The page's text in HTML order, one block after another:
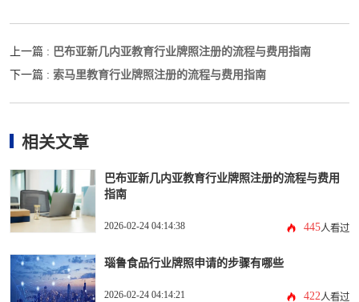
上一篇 : 巴布亚新几内亚教育行业牌照注册的流程与费用指南
下一篇 : 索马里教育行业牌照注册的流程与费用指南
相关文章
巴布亚新几内亚教育行业牌照注册的流程与费用
指南
2026-02-24 04:14:38 445人看过
瑙鲁食品行业牌照申请的步骤有哪些
2026-02-24 04:14:21 422人看过